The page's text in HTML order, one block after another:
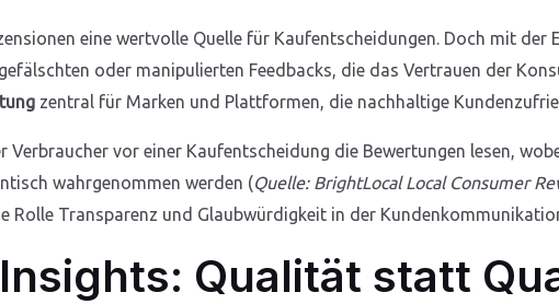
eine wertvolle Quelle für Kaufentscheidungen. Doch mit der
oder manipulierten Feedbacks, die das Vertrauen der
zentral für Marken und Plattformen, die nachhaltige
Verbraucher vor einer Kaufentscheidung die Bewertungen lesen,
wahrgenommen werden (Quelle: BrightLocal Local Consumer
Rolle Transparenz und Glaubwürdigkeit in der
Qualität statt